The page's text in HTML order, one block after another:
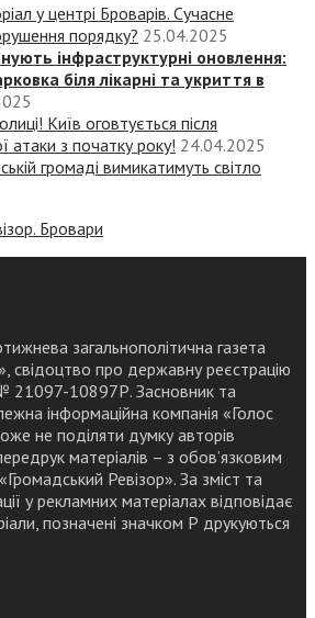
у центрі Броварів. Сучасне
порядку? 25.04.2025
інфраструктурні оновлення:
біля лікарні та укриття в
Київ оговтується після
атаки з початку року! 24.04.2025
громаді вимикатимуть світло
Бровари
загальнополітична газета
свідоцтво про державну реєстрацію
21097-10897Р. Засновник та
інформаційна компанія «Голос
не поділяти думку авторів
матеріалів – з обов’язковим
Ревізор». За зміст та
у рекламних матеріалах відповідає
позначені значком Р друкуються